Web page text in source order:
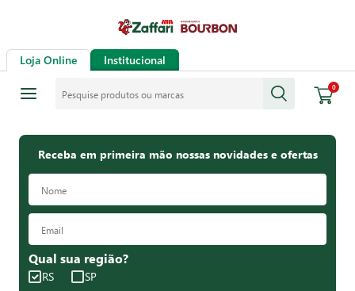
Loja Online Institucional
0
Receba em primeira mão nossas novidades e ofertas
Qual sua região?
RS SP